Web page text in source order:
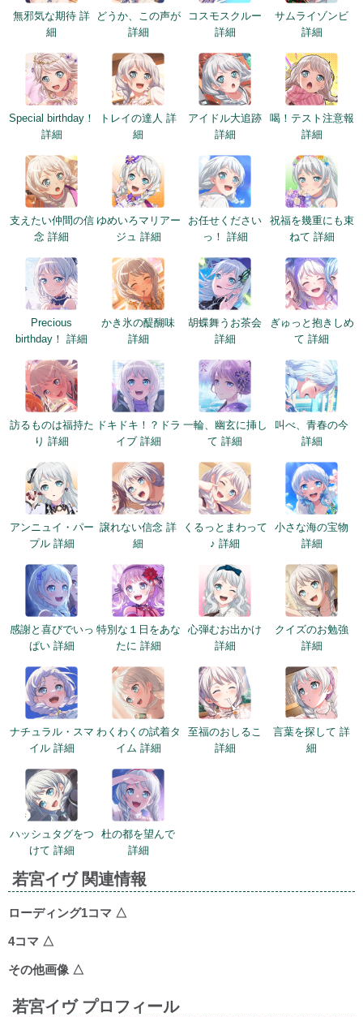
無邪気な期待 詳
細
どうか、この声が
詳細
コスモスクルー
詳細
サムライゾンビ
詳細
Special birthday！
詳細
トレイの達人 詳
細
アイドル大追跡
詳細
喝！テスト注意報
詳細
支えたい仲間の信
念 詳細
ゆめいろマリアー
ジュ 詳細
お任せください
っ！ 詳細
祝福を幾重にも束
ねて 詳細
Precious
birthday！ 詳細
かき氷の醍醐味
詳細
胡蝶舞うお茶会
詳細
ぎゅっと抱きしめ
て 詳細
訪るものは福持た
り 詳細
ドキドキ！？ドラ
イブ 詳細
一輪、幽玄に挿し
て 詳細
叫べ、青春の今
詳細
アンニュイ・パー
プル 詳細
譲れない信念 詳
細
くるっとまわって
♪ 詳細
小さな海の宝物
詳細
感謝と喜びでいっ
ぱい 詳細
特別な１日をあな
たに 詳細
心弾むお出かけ
詳細
クイズのお勉強
詳細
ナチュラル・スマ
イル 詳細
わくわくの試着タ
イム 詳細
至福のおしるこ
詳細
言葉を探して 詳
細
ハッシュタグをつ
けて 詳細
杜の都を望んで
詳細
若宮イヴ 関連情報
ローディング1コマ △
4コマ △
その他画像 △
若宮イヴ プロフィール